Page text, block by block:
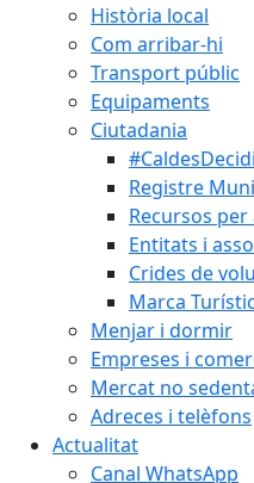
Història local
Com arribar-hi
Transport públic
Equipaments
Ciutadania
Registre
Recursos
Entitats i
Crides de
Marca
Menjar i dormir
Empreses i
Mercat no
Adreces i telèfons
Actualitat
Canal WhatsApp